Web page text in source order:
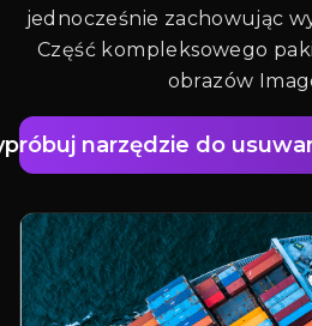
jednocześnie zachowując
Część kompleksowego
obrazów
narzędzie do